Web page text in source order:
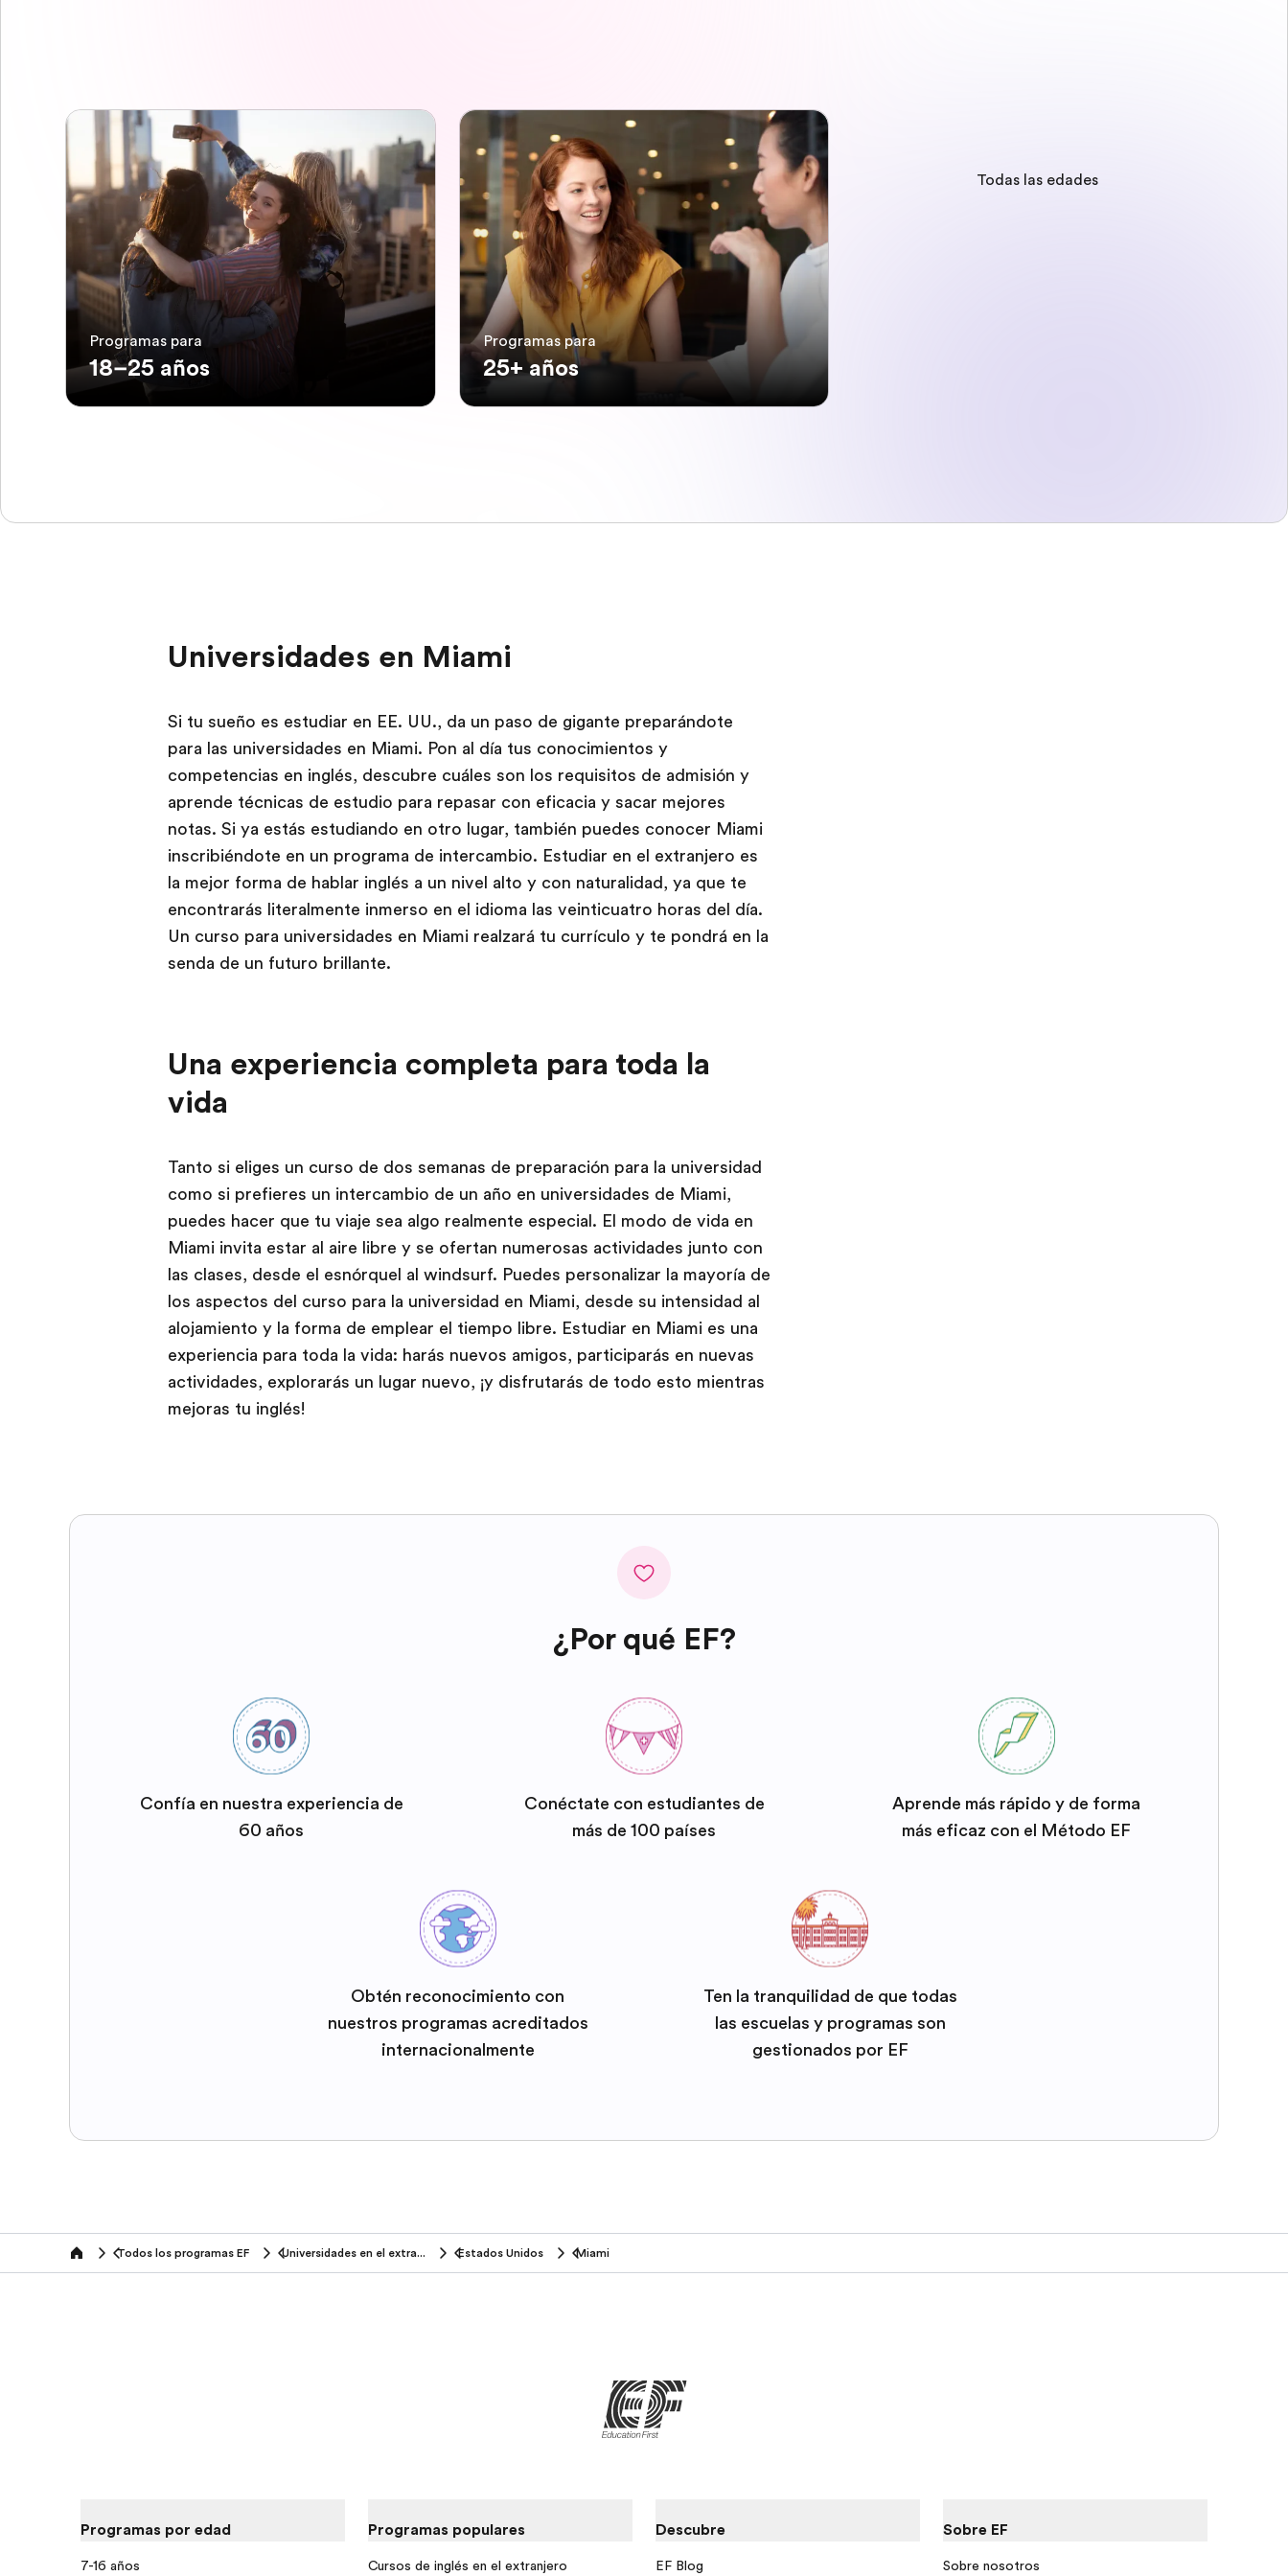
Programas para
18–25 años
Programas para
25+ años
Todas las edades
Universidades en Miami
Si tu sueño es estudiar en EE. UU., da un paso de gigante preparándote
para las universidades en Miami. Pon al día tus conocimientos y
competencias en inglés, descubre cuáles son los requisitos de admisión y
aprende técnicas de estudio para repasar con eficacia y sacar mejores
notas. Si ya estás estudiando en otro lugar, también puedes conocer Miami
inscribiéndote en un programa de intercambio. Estudiar en el extranjero es
la mejor forma de hablar inglés a un nivel alto y con naturalidad, ya que te
encontrarás literalmente inmerso en el idioma las veinticuatro horas del día.
Un curso para universidades en Miami realzará tu currículo y te pondrá en la
senda de un futuro brillante.
Una experiencia completa para toda la
vida
Tanto si eliges un curso de dos semanas de preparación para la universidad
como si prefieres un intercambio de un año en universidades de Miami,
puedes hacer que tu viaje sea algo realmente especial. El modo de vida en
Miami invita estar al aire libre y se ofertan numerosas actividades junto con
las clases, desde el esnórquel al windsurf. Puedes personalizar la mayoría de
los aspectos del curso para la universidad en Miami, desde su intensidad al
alojamiento y la forma de emplear el tiempo libre. Estudiar en Miami es una
experiencia para toda la vida: harás nuevos amigos, participarás en nuevas
actividades, explorarás un lugar nuevo, ¡y disfrutarás de todo esto mientras
mejoras tu inglés!
¿Por qué EF?
Confía en nuestra experiencia de
60 años
Conéctate con estudiantes de
más de 100 países
Aprende más rápido y de forma
más eficaz con el Método EF
Obtén reconocimiento con
nuestros programas acreditados
internacionalmente
Ten la tranquilidad de que todas
las escuelas y programas son
gestionados por EF
home Todos los programas EF Universidades en el extranjero Estados Unidos Miami
Programas por edad
7-16 años
Programas populares
Cursos de inglés en el extranjero
Descubre
EF Blog
Sobre EF
Sobre nosotros